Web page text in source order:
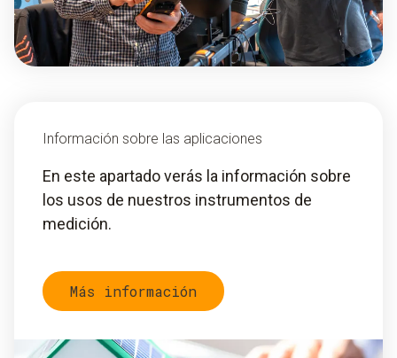
Información sobre las aplicaciones
En este apartado verás la información sobre
los usos de nuestros instrumentos de
medición.
Más información